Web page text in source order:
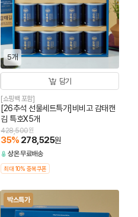
5개
담기
[쇼핑백 포함]
[26추석 선물세트특가]비비고 감태캔
김 특호X5개
428,500원
35% 278,525원
상온무료배송
최대 10% 중복쿠폰
박스특가